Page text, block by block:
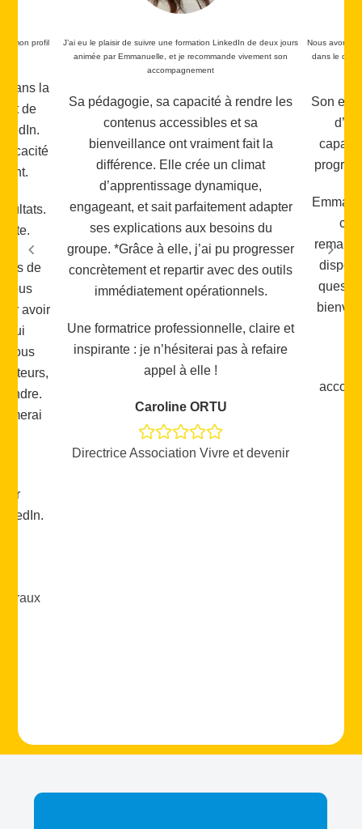
de deux jours
les
adapter
du
outils
claire et
refaire
Nous avons eu la chance d’être accompagnés par Emmanuelle
dans le cadre d’une formation LinkedIn, et je la recommande
vivement !
Son expérience de LinkedIn, son regard
d’experte Linkedin, ainsi que sa
capacité d’écoute nous ont permis de
progresser rapidement et efficacement.
Emmanuelle sait adapter ses conseils à
chaque situation, propose des
remarques toujours pertinentes et reste
disponible pour répondre à toutes les
questions. Son professionnalisme, sa
très appréciables.
Merci Emmanuelle pour ton
Arooj Humayun
Cette
mon